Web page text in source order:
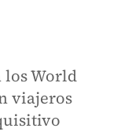
los World
viajeros